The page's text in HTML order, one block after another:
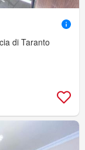
di Taranto